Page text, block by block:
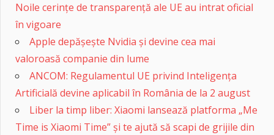
Noile cerințe de transparență ale UE au intrat oficial
în vigoare
Apple depășește Nvidia și devine cea mai
valoroasă companie din lume
ANCOM: Regulamentul UE privind Inteligența
Artificială devine aplicabil în România de la 2 august
Liber la timp liber: Xiaomi lansează platforma „Me
Time is Xiaomi Time” și te ajută să scapi de grijile din